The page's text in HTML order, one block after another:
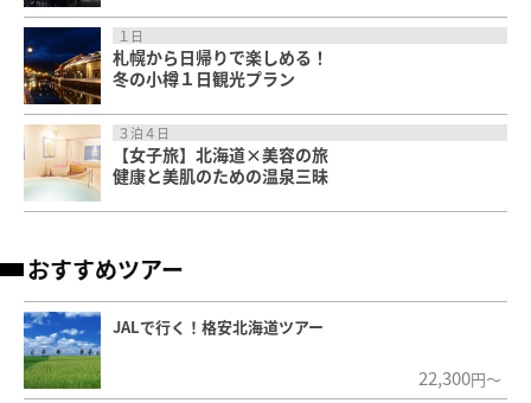
１日
札幌から日帰りで楽しめる！
冬の小樽１日観光プラン
３泊４日
【女子旅】北海道×美容の旅
健康と美肌のための温泉三昧
おすすめツアー
JALで行く！格安北海道ツアー
22,300円～